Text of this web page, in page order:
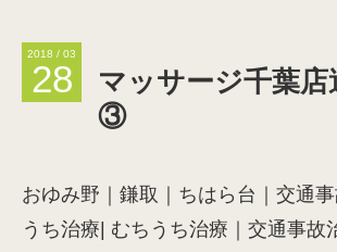
マッサージ千葉店
③
2018 / 03
28
おゆみ野｜鎌取｜ちはら台｜交通
うち治療| むちうち治療｜交通事故